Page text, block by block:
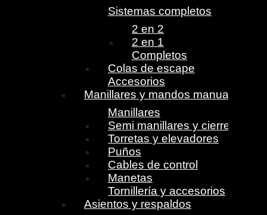
Sistemas completos
2 en 2
2 en 1
Completos
Colas de escape
Accesorios
Manillares y mandos manuales
Manillares
Semi manillares y cierres
Torretas y elevadores
Puños
Cables de control
Manetas
Tornillería y accesorios
Asientos y respaldos